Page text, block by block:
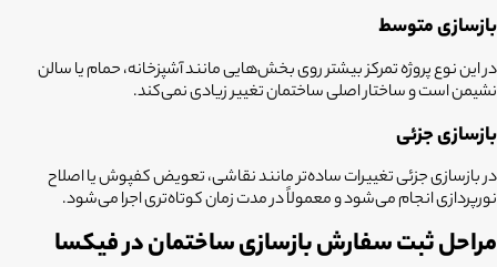
بازسازی متوسط
در این نوع پروژه تمرکز بیشتر روی بخش‌هایی مانند آشپزخانه، حمام یا سالن
نشیمن است و ساختار اصلی ساختمان تغییر زیادی نمی‌کند.
بازسازی جزئی
در بازسازی جزئی تغییرات ساده‌تر مانند نقاشی، تعویض کفپوش یا اصلاح
نورپردازی انجام می‌شود و معمولاً در مدت زمان کوتاه‌تری اجرا می‌شود.
مراحل ثبت سفارش بازسازی ساختمان در فیکسا